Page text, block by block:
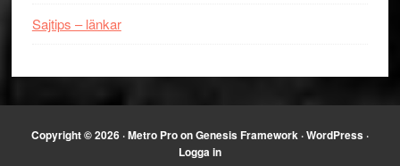
Sajtips – länkar
Copyright © 2026 ·Metro ProonGenesis Framework ·WordPress ·
Logga in